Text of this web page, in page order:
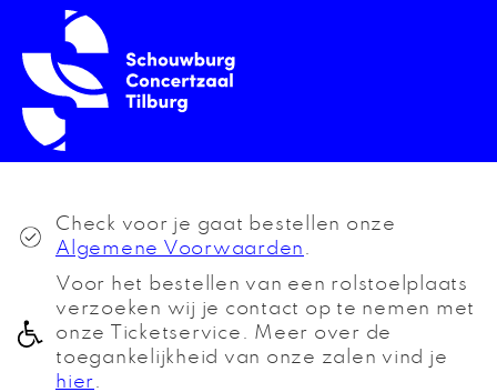
Check voor je gaat bestellen onze
Algemene Voorwaarden
Voor het bestellen van een rolstoelplaats
verzoeken wij je contact op te nemen met
onze Ticketservice. Meer over de
toegankelijkheid van onze zalen vind je
hier